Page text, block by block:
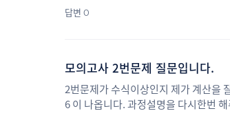
답변 0
모의고사 2번문제 질문입니다.
2번문제가 수식이상인지 제가 계산을
6 이 나옵니다. 과정설명을 다시한번